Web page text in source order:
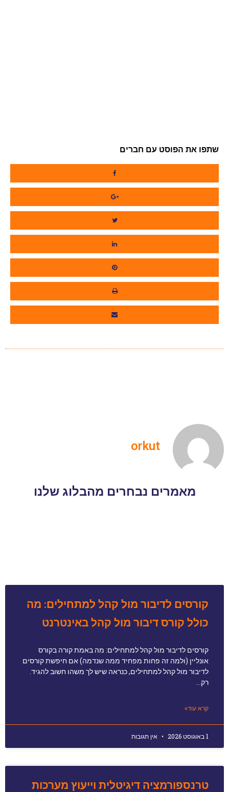
שתפו את הפוסט עם חברים
orkut
מאמרים נבחרים מהבלוג שלנו
קורסים לדיבור מול קהל למתחילים: מה
כולל קורס דיבור מול קהל באינטרנט
קורסים לדיבור מול קהל למתחילים: מה באמת קורה בקורס
אונליין (ולמה זה פחות מפחיד ממה שנדמה) אם חיפשת קורסים
לדיבור מול קהל למתחילים, כנראה שיש לך משהו חשוב להגיד.
רק…
קרא עוד»
1 באוגוסט 2026 אין תגובות
טרנספורמציה דיגיטלית וייעוץ מערכות